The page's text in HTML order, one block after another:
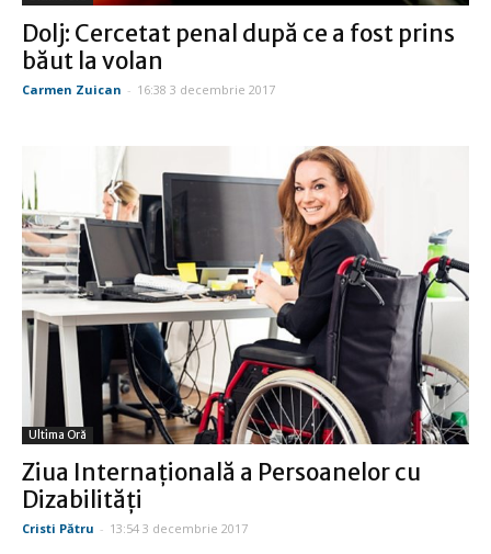
Dolj: Cercetat penal după ce a fost prins
băut la volan
Carmen Zuican - 16:38 3 decembrie 2017
Ultima Oră
Ziua Internaţională a Persoanelor cu
Dizabilităţi
Cristi Pătru - 13:54 3 decembrie 2017